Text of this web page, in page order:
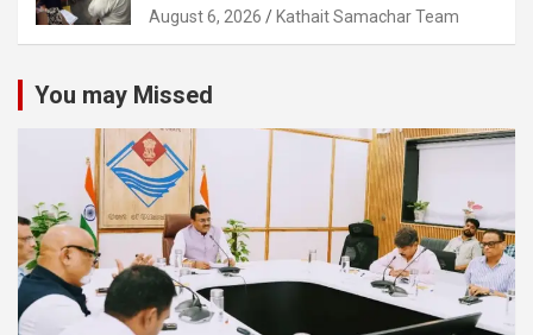
August 6, 2026 Kathait Samachar Team
You may Missed